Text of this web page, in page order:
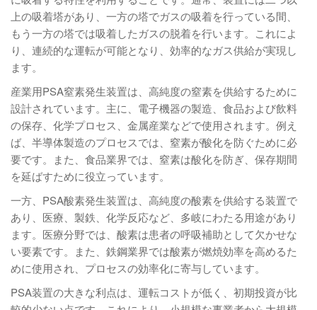
上の吸着塔があり、一方の塔でガスの吸着を行っている間、
もう一方の塔では吸着したガスの脱着を行います。これによ
り、連続的な運転が可能となり、効率的なガス供給が実現し
ます。
産業用PSA窒素発生装置は、高純度の窒素を供給するために
設計されています。主に、電子機器の製造、食品および飲料
の保存、化学プロセス、金属産業などで使用されます。例え
ば、半導体製造のプロセスでは、窒素が酸化を防ぐために必
要です。また、食品業界では、窒素は酸化を防ぎ、保存期間
を延ばすために役立っています。
一方、PSA酸素発生装置は、高純度の酸素を供給する装置で
あり、医療、製鉄、化学反応など、多岐にわたる用途があり
ます。医療分野では、酸素は患者の呼吸補助として欠かせな
い要素です。また、鉄鋼業界では酸素が燃焼効率を高めるた
めに使用され、プロセスの効率化に寄与しています。
PSA装置の大きな利点は、運転コストが低く、初期投資が比